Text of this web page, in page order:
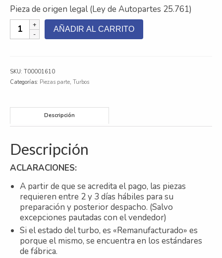
Nosotros
Galeria
Pieza de origen legal (Ley de Autopartes 25.761)
TURBO
REMAN
AÑADIR AL CARRITO
SKU: T00001610
Categorías: Piezas parte, Turbos
Descripción
Descripción
ACLARACIONES:
A partir de que se acredita el pago, las piezas
requieren entre 2 y 3 días hábiles para su
preparación y posterior despacho. (Salvo
excepciones pautadas con el vendedor)
Si el estado del turbo, es «Remanufacturado» es
porque el mismo, se encuentra en los estándares
de fábrica.